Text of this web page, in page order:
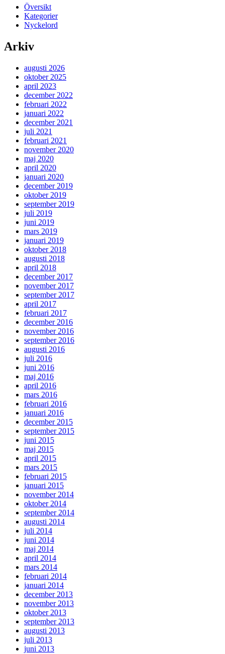
Översikt
Kategorier
Nyckelord
Arkiv
augusti 2026
oktober 2025
april 2023
december 2022
februari 2022
januari 2022
december 2021
juli 2021
februari 2021
november 2020
maj 2020
april 2020
januari 2020
december 2019
oktober 2019
september 2019
juli 2019
juni 2019
mars 2019
januari 2019
oktober 2018
augusti 2018
april 2018
december 2017
november 2017
september 2017
april 2017
februari 2017
december 2016
november 2016
september 2016
augusti 2016
juli 2016
juni 2016
maj 2016
april 2016
mars 2016
februari 2016
januari 2016
december 2015
september 2015
juni 2015
maj 2015
april 2015
mars 2015
februari 2015
januari 2015
november 2014
oktober 2014
september 2014
augusti 2014
juli 2014
juni 2014
maj 2014
april 2014
mars 2014
februari 2014
januari 2014
december 2013
november 2013
oktober 2013
september 2013
augusti 2013
juli 2013
juni 2013